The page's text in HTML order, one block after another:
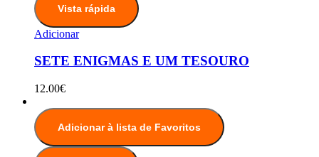
Vista rápida
Adicionar
SETE ENIGMAS E UM TESOURO
12.00€
Adicionar à lista de Favoritos